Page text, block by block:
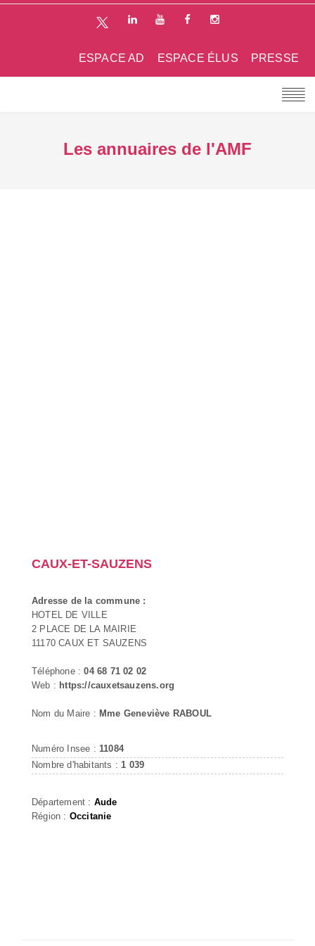
PRESSE
ESPACE ÉLUS
ESPACE AD
Les annuaires de l'AMF
CAUX-ET-SAUZENS
Adresse de la commune :
HOTEL DE VILLE
2 PLACE DE LA MAIRIE
11170 CAUX ET SAUZENS
Téléphone :04 68 71 02 02
Web : https://cauxetsauzens.org
Nom du Maire : Mme Geneviève RABOUL
Numéro Insee : 11084
Nombre d'habitants : 1 039
Département : Aude
Région : Occitanie